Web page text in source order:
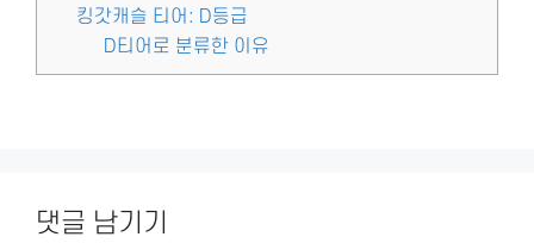
킹갓캐슬 티어: D등급
D티어로 분류한 이유
댓글 남기기